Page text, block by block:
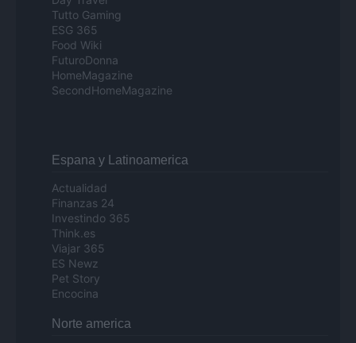
Tutto Gaming
ESG 365
Food Wiki
FuturoDonna
HomeMagazine
SecondHomeMagazine
Espana y Latinoamerica
Actualidad
Finanzas 24
Investindo 365
Think.es
Viajar 365
ES Newz
Pet Story
Encocina
Norte america